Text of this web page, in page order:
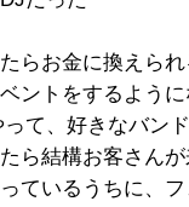
らお金に換えられ
ントをするよう
て、好きなバン
ら結構お客さん
ているうちに、